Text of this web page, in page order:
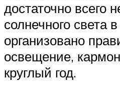
достаточно всего
солнечного света
организовано
освещение,
круглый год.